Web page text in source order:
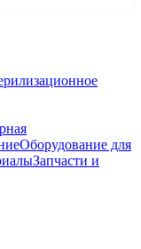
Оборудование для
Запчасти и